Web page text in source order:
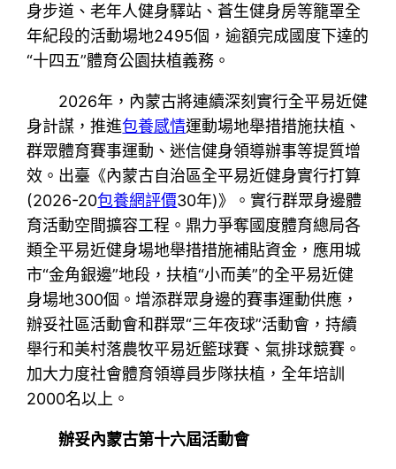
身步道、老年人健身驛站、蒼生健身房等籠罩全
年紀段的活動場地2495個，逾額完成國度下達的
“十四五”體育公園扶植義務。
2026年，內蒙古將連續深刻實行全平易近健
身計謀，推進包養感情運動場地舉措措施扶植、
群眾體育賽事運動、迷信健身領導辦事等提質增
效。出臺《內蒙古自治區全平易近健身實行打算
(2026-20包養網評價30年)》。實行群眾身邊體
育活動空間擴容工程。鼎力爭奪國度體育總局各
類全平易近健身場地舉措措施補貼資金，應用城
市“金角銀邊”地段，扶植“小而美”的全平易近健
身場地300個。增添群眾身邊的賽事運動供應，
辦妥社區活動會和群眾“三年夜球”活動會，持續
舉行和美村落農牧平易近籃球賽、氣排球競賽。
加大力度社會體育領導員步隊扶植，全年培訓
2000名以上。
辦妥內蒙古第十六屆活動會